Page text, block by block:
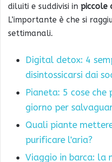
diluiti e suddivisi in piccole
L’importante è che si
settimanali.
Digital detox: 4
disintossicarsi dai
Pianeta: 5 cose che
giorno per
Quali piante
purificare l'aria?
Viaggio in barca: la